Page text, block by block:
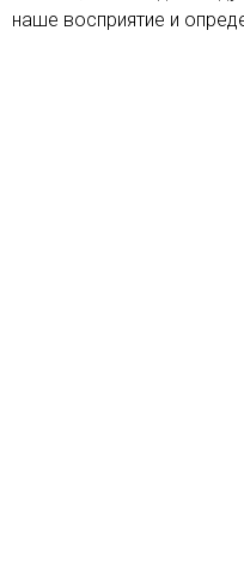
наше восприятие и